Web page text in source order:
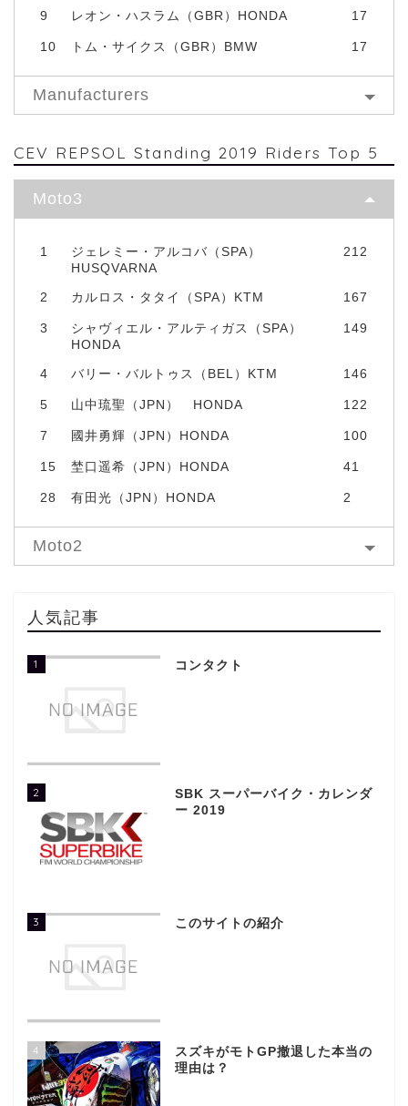
9 レオン・ハスラム（GBR）HONDA 17
10 トム・サイクス（GBR）BMW 17
Manufacturers
CEV REPSOL Standing 2019 Riders Top 5
Moto3
1
ジェレミー・アルコバ（SPA）
HUSQVARNA
212
2 カルロス・タタイ（SPA）KTM 167
3
シャヴィエル・アルティガス（SPA）
HONDA
149
4 バリー・バルトゥス（BEL）KTM 146
5 山中琉聖（JPN） HONDA 122
7 國井勇輝（JPN）HONDA 100
15 埜口遥希（JPN）HONDA 41
28 有田光（JPN）HONDA 2
Moto2
人気記事
1 コンタクト
2
SBK スーパーバイク・カレンダ
ー 2019
3 このサイトの紹介
4
スズキがモトGP撤退した本当の
理由は？